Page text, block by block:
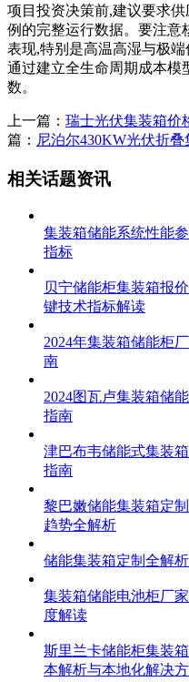
项目投资决策前,建议要求
例的完整运行数据。要注意
表现,特别是高温高湿与极端
通过建立全生命周期成本模
数。
上一篇： 瑞士光伏集装箱价
篇： 尼泊尔430KW光伏折
相关话题资讯
集装箱储能系统性能
指标
贝宁储能柜集装箱报
键技术指标解读
2024年集装箱储能柜
南
2024图瓦卢集装箱储
指南
津巴布韦储能式集装
指南
黎巴嫩储能集装箱定
趋势全解析
储能集装箱定制全解
集装箱储能电池柜厂
度解读
斯里兰卡储能柜集装
本解析与本地化解决